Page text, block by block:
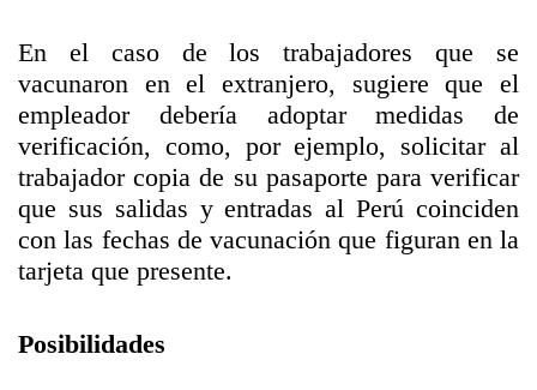
En el caso de los trabajadores que se
vacunaron en el extranjero, sugiere que el
empleador debería adoptar medidas de
verificación, como, por ejemplo, solicitar al
trabajador copia de su pasaporte para verificar
que sus salidas y entradas al Perú coinciden
con las fechas de vacunación que figuran en la
tarjeta que presente.
Posibilidades